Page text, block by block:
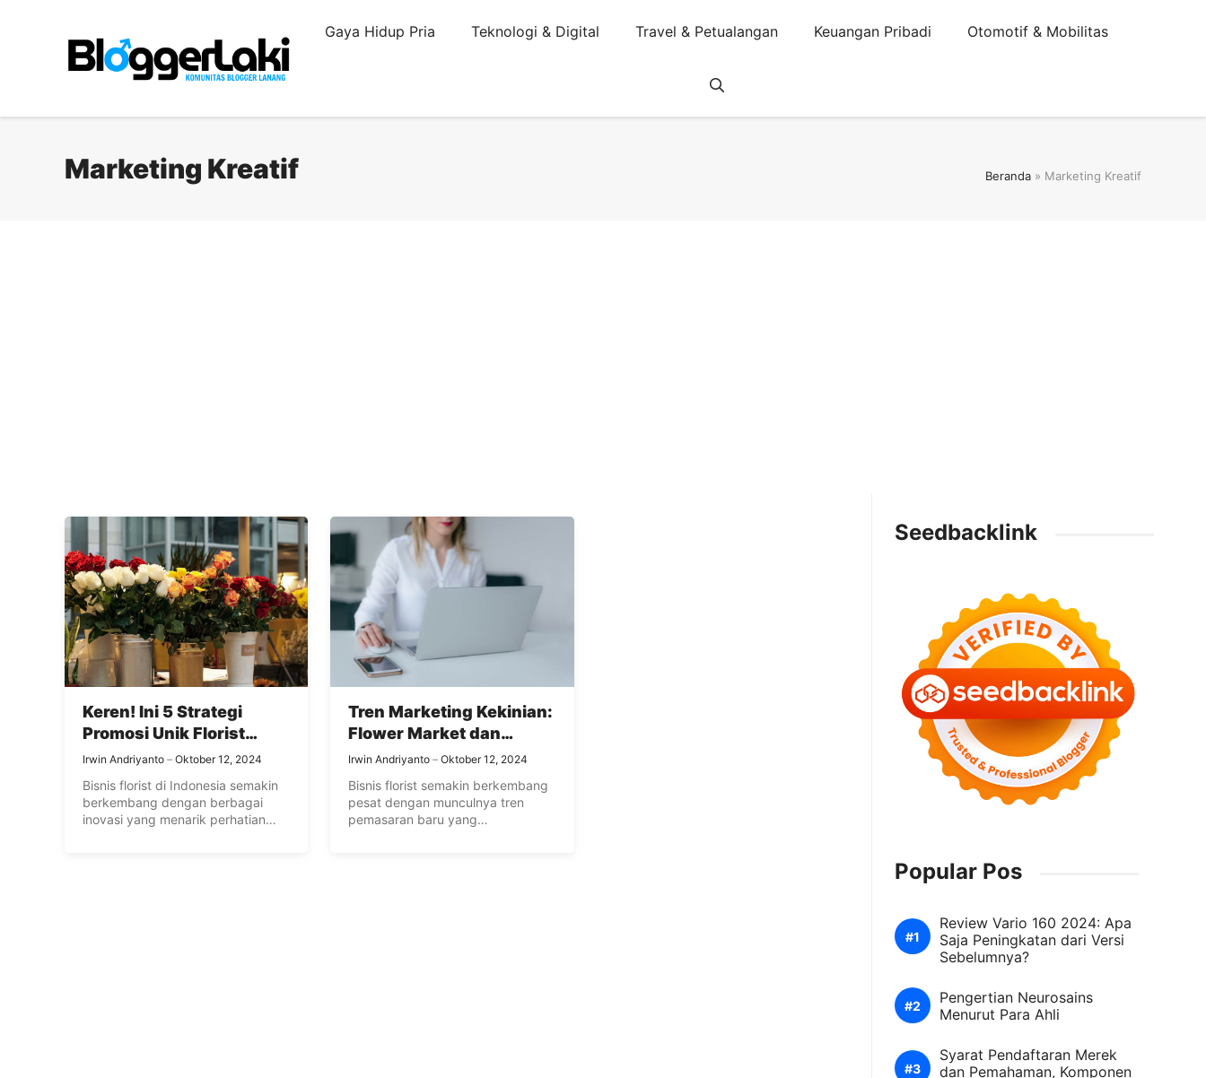
Gaya Hidup Pria Teknologi & Digital Travel & Petualangan Keuangan Pribadi Otomotif & Mobilitas
Marketing Kreatif Beranda » Marketing Kreatif
Keren! Ini 5 Strategi
Promosi Unik Florist
Zaman Now
Irwin Andriyanto Oktober 12, 2024
Bisnis florist di Indonesia semakin
berkembang dengan berbagai
inovasi yang menarik perhatian
Tren Marketing Kekinian:
Flower Market dan
Coffee Shop Bikin Florist
Semakin Dikenal
Irwin Andriyanto Oktober 12, 2024
Bisnis florist semakin berkembang
pesat dengan munculnya tren
pemasaran baru yang
Seedbacklink
Popular Pos
Review Vario 160 2024: Apa
Saja Peningkatan dari Versi
Sebelumnya?
Pengertian Neurosains
Menurut Para Ahli
Syarat Pendaftaran Merek
dan Pemahaman, Komponen